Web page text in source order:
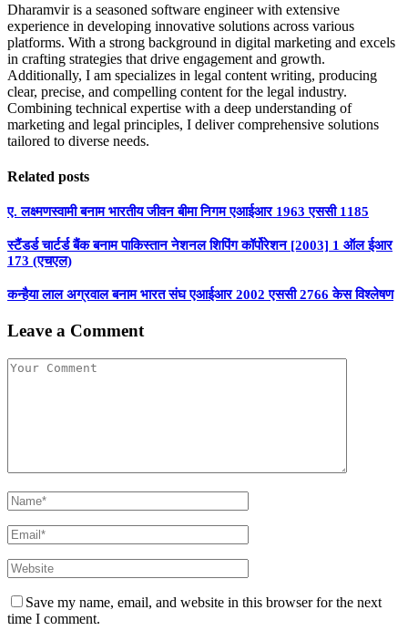
Dharamvir is a seasoned software engineer with extensive
experience in developing innovative solutions across various
platforms. With a strong background in digital marketing and excels
in crafting strategies that drive engagement and growth.
Additionally, I am specializes in legal content writing, producing
clear, precise, and compelling content for the legal industry.
Combining technical expertise with a deep understanding of
marketing and legal principles, I deliver comprehensive solutions
tailored to diverse needs.
Related posts
ए. लक्ष्मणस्वामी बनाम भारतीय जीवन बीमा निगम एआईआर 1963 एससी 1185
स्टैंडर्ड चार्टर्ड बैंक बनाम पाकिस्तान नेशनल शिपिंग कॉर्पोरेशन [2003] 1 ऑल ईआर
173 (एचएल)
कन्हैया लाल अग्रवाल बनाम भारत संघ एआईआर 2002 एससी 2766 केस विश्लेषण
Leave a Comment
Save my name, email, and website in this browser for the next
time I comment.